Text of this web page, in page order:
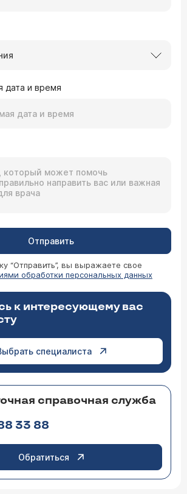
дата и время
Отправить
“Отправить”, вы выражаете свое
обработки персональных данных
к интересующему вас
специалиста
справочная служба
33 88
Обратиться